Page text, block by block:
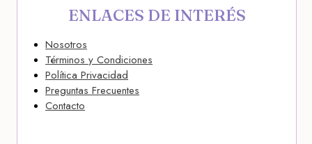
ENLACES DE INTERÉS
Nosotros
Términos y Condiciones
Política Privacidad
Preguntas Frecuentes
Contacto